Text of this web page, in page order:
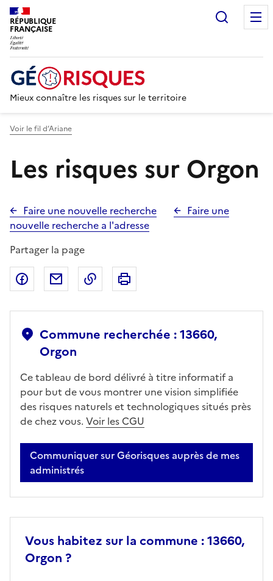
RÉPUBLIQUE
FRANÇAISE
Mieux connaître les risques sur le territoire
Voir le fil d’Ariane
Les risques sur Orgon
Faire une nouvelle recherche
Faire une
nouvelle recherche a l'adresse
Partager la page
Partager sur Facebook
Partager par emailCopier dans le presse-papier
Commune recherchée : 13660,
Orgon
Ce tableau de bord délivré à titre informatif a
pour but de vous montrer une vision simplifiée
des risques naturels et technologiques situés près
de chez vous. Voir les CGU
Communiquer sur Géorisques auprès de mes
administrés
Vous habitez sur la commune : 13660,
Orgon ?